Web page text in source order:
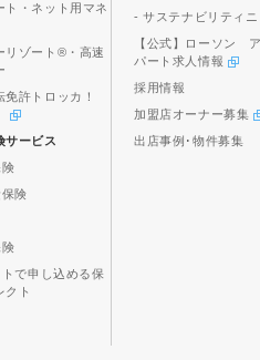
ト・ネット用マネ
リゾート®・高速
免許トロッカ！
サービス
険
で申し込める保
クト
- サステナビリティニ
【公式】ローソン
パート求人情報
採用情報
加盟店オーナー募集
出店事例･物件募集